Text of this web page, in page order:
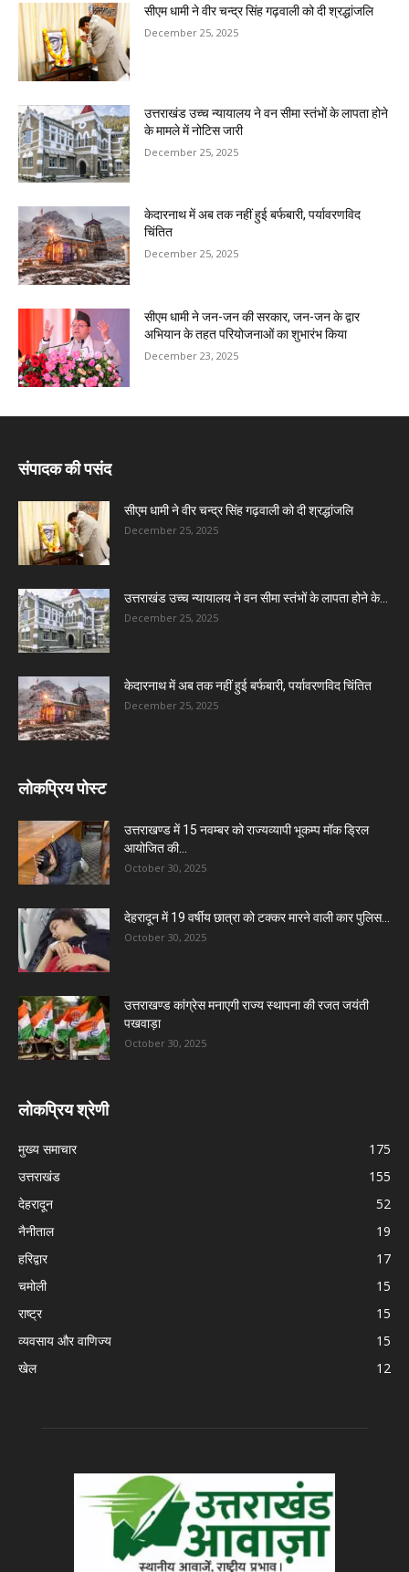
सीएम धामी ने वीर चन्द्र सिंह गढ़वाली को दी श्रद्धांजलि
December 25, 2025
उत्तराखंड उच्च न्यायालय ने वन सीमा स्तंभों के लापता होने
के मामले में नोटिस जारी
December 25, 2025
केदारनाथ में अब तक नहीं हुई बर्फबारी, पर्यावरणविद
चिंतित
December 25, 2025
सीएम धामी ने जन-जन की सरकार, जन-जन के द्वार
अभियान के तहत परियोजनाओं का शुभारंभ किया
December 23, 2025
संपादक की पसंद
सीएम धामी ने वीर चन्द्र सिंह गढ़वाली को दी श्रद्धांजलि
December 25, 2025
उत्तराखंड उच्च न्यायालय ने वन सीमा स्तंभों के लापता होने के...
December 25, 2025
केदारनाथ में अब तक नहीं हुई बर्फबारी, पर्यावरणविद चिंतित
December 25, 2025
लोकप्रिय पोस्ट
उत्तराखण्ड में 15 नवम्बर को राज्यव्यापी भूकम्प मॉक ड्रिल
आयोजित की...
October 30, 2025
देहरादून में 19 वर्षीय छात्रा को टक्कर मारने वाली कार पुलिस...
October 30, 2025
उत्तराखण्ड कांग्रेस मनाएगी राज्य स्थापना की रजत जयंती
पखवाड़ा
October 30, 2025
लोकप्रिय श्रेणी
मुख्य समाचार
175
उत्तराखंड
155
देहरादून
52
नैनीताल
19
हरिद्वार
17
चमोली
15
राष्ट्र
15
व्यवसाय और वाणिज्य
15
खेल
12